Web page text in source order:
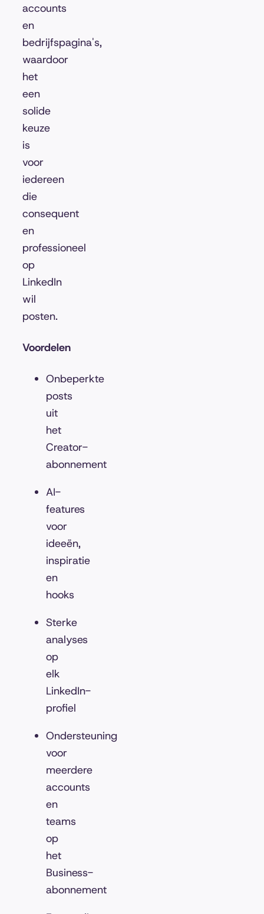
accounts
en
bedrijfspagina's,
waardoor
het
een
solide
keuze
is
voor
iedereen
die
consequent
en
professioneel
op
LinkedIn
wil
posten.
Voordelen
Onbeperkte
posts
uit
het
Creator-
abonnement
AI-
features
voor
ideeën,
inspiratie
en
hooks
Sterke
analyses
op
elk
LinkedIn-
profiel
Ondersteuning
voor
meerdere
accounts
en
teams
op
het
Business-
abonnement